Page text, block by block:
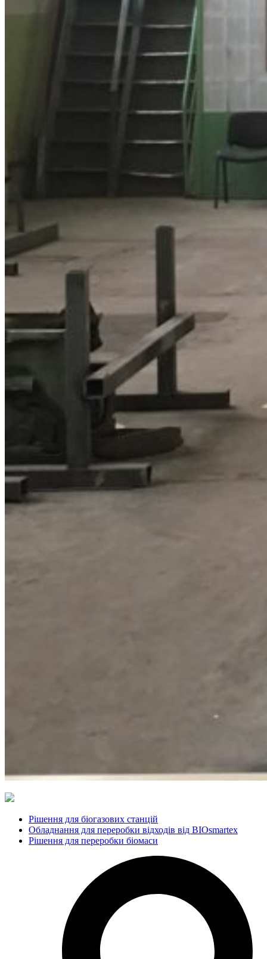
Рішення для біогазових станцій
Обладнання для переробки відходів від BIOsmartex
Рішення для переробки біомаси